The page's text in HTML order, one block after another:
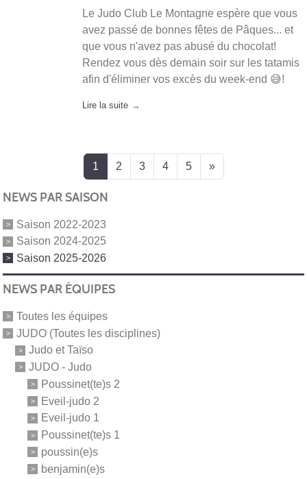
Le Judo Club Le Montagne espère que vous
avez passé de bonnes fêtes de Pâques... et
que vous n'avez pas abusé du chocolat!
Rendez vous dès demain soir sur les tatamis
afin d'éliminer vos excès du week-end 😅!
Lire la suite
1 2 3 4 5 »
NEWS PAR SAISON
Saison 2022-2023
Saison 2024-2025
Saison 2025-2026
NEWS PAR ÉQUIPES
Toutes les équipes
JUDO (Toutes les disciplines)
Judo et Taïso
JUDO - Judo
Poussinet(te)s 2
Eveil-judo 2
Eveil-judo 1
Poussinet(te)s 1
poussin(e)s
benjamin(e)s